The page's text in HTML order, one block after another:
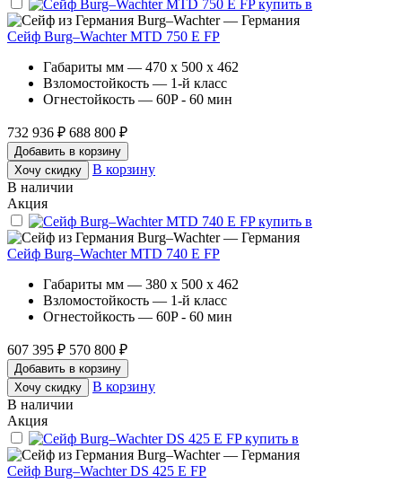
Burg–Wachter — Германия
Сейф Burg–Wachter MTD 750 E FP
Габариты мм — 470 x 500 x 462
Взломостойкость — 1-й класс
Огнестойкость — 60P - 60 мин
732 936 ₽ 688 800 ₽
Добавить в корзину
Хочу скидку
В корзину
В наличии
Акция
Burg–Wachter — Германия
Сейф Burg–Wachter MTD 740 E FP
Габариты мм — 380 x 500 x 462
Взломостойкость — 1-й класс
Огнестойкость — 60P - 60 мин
607 395 ₽ 570 800 ₽
Добавить в корзину
Хочу скидку
В корзину
В наличии
Акция
Burg–Wachter — Германия
Сейф Burg–Wachter DS 425 E FP